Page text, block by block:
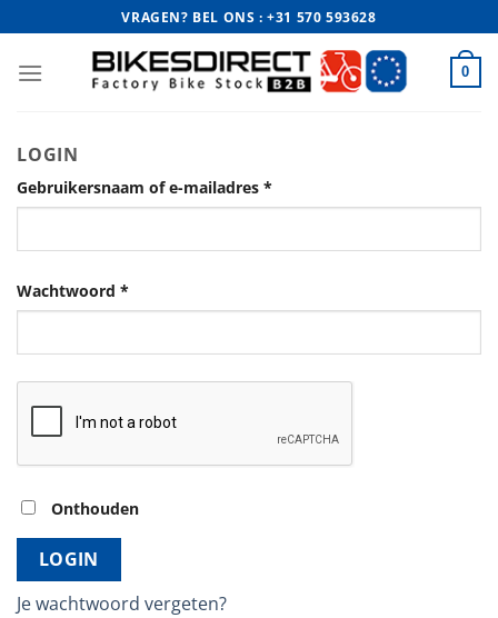
naar
inhoud
VRAGEN? BEL ONS : +31 570 593628
0
LOGIN
Gebruikersnaam of e-mailadres *
Wachtwoord *
Onthouden
LOGIN
Je wachtwoord vergeten?